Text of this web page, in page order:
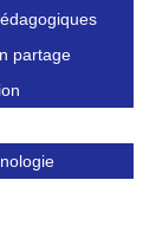
partage